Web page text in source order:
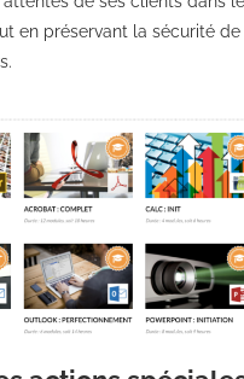
en préservant la sécurité de